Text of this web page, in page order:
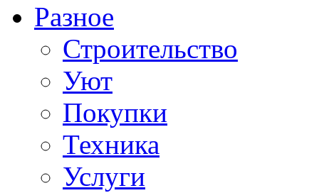
Разное
Строительство
Уют
Покупки
Техника
Услуги